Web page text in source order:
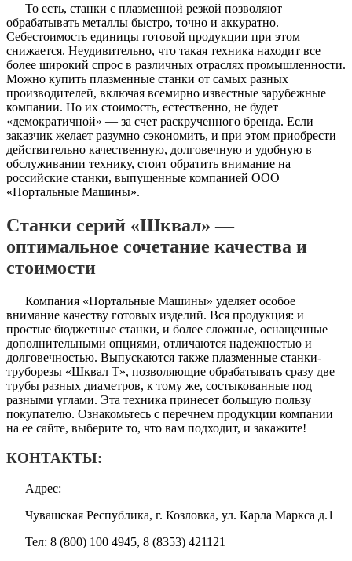
То есть, станки с плазменной резкой позволяют
обрабатывать металлы быстро, точно и аккуратно.
Себестоимость единицы готовой продукции при этом
снижается. Неудивительно, что такая техника находит все
более широкий спрос в различных отраслях промышленности.
Можно купить плазменные станки от самых разных
производителей, включая всемирно известные зарубежные
компании. Но их стоимость, естественно, не будет
«демократичной» — за счет раскрученного бренда. Если
заказчик желает разумно сэкономить, и при этом приобрести
действительно качественную, долговечную и удобную в
обслуживании технику, стоит обратить внимание на
российские станки, выпущенные компанией ООО
«Портальные Машины».
Станки серий «Шквал» —
оптимальное сочетание качества и
стоимости
Компания «Портальные Машины» уделяет особое
внимание качеству готовых изделий. Вся продукция: и
простые бюджетные станки, и более сложные, оснащенные
дополнительными опциями, отличаются надежностью и
долговечностью. Выпускаются также плазменные станки-
труборезы «Шквал Т», позволяющие обрабатывать сразу две
трубы разных диаметров, к тому же, состыкованные под
разными углами. Эта техника принесет большую пользу
покупателю. Ознакомьтесь с перечнем продукции компании
на ее сайте, выберите то, что вам подходит, и закажите!
КОНТАКТЫ:
Адрес:
Чувашская Республика, г. Козловка, ул. Карла Маркса д.1
Тел: 8 (800) 100 4945, 8 (8353) 421121